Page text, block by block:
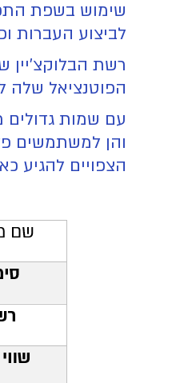
לביצוע העברות
הפוטנציאל שלה
והן למשתמשים
הצפויים להגיע